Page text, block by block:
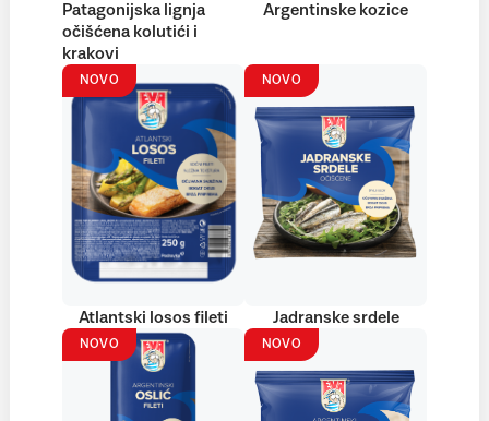
Patagonijska lignja
očišćena kolutići i
krakovi
Argentinske kozice
NOVO
Atlantski losos fileti
NOVO
Jadranske srdele
NOVO NOVO